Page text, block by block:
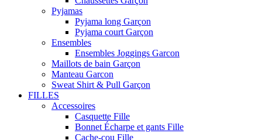
Pyjamas
Pyjama long Garçon
Pyjama court Garçon
Ensembles
Ensembles Joggings Garcon
Maillots de bain Garçon
Manteau Garcon
Sweat Shirt & Pull Garçon
FILLES
Accessoires
Casquette Fille
Bonnet Écharpe et gants Fille
Cache-cou Fille